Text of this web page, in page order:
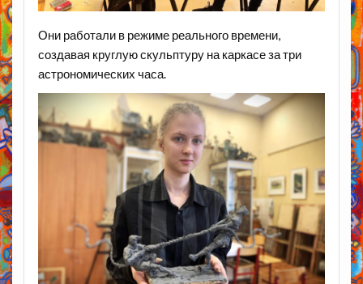
Они работали в режиме реального времени,
создавая круглую скульптуру на каркасе за три
астрономических часа.